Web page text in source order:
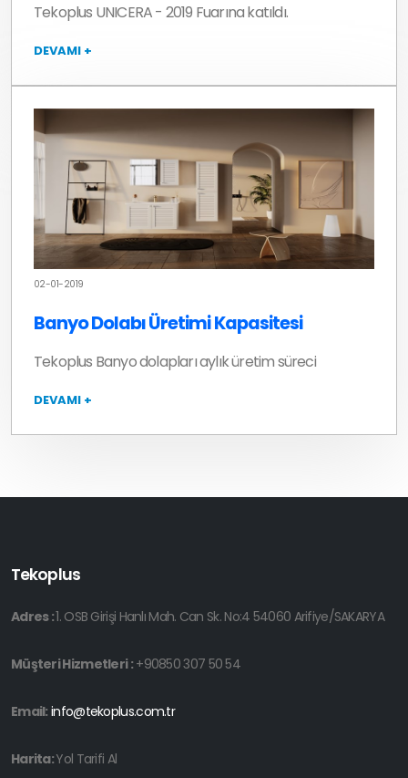
Tekoplus UNICERA - 2019 Fuarına katıldı.
DEVAMI +
02-01-2019
Banyo Dolabı Üretimi Kapasitesi
Tekoplus Banyo dolapları aylık üretim süreci
DEVAMI +
Tekoplus
Adres :1. OSB Girişi Hanlı Mah. Can Sk. No:4 54060 Arifiye/SAKARYA
Müşteri Hizmetleri : +90850 307 50 54
Email: info@tekoplus.com.tr
Harita:Yol Tarifi Al